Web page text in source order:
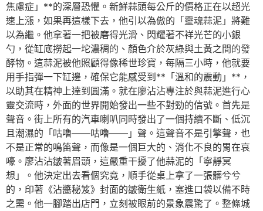
焦慮症」**的深層恐懼。新鮮蒜頭每公斤的價格正在以超光
速上漲，如果再這樣下去，他引以為傲的「靈魂蒜泥」將難
以為繼。他拿著一把被磨得光滑、閃耀著不祥光芒的小銀
勺，從缸底撈起一坨濃稠的、顏色介於灰綠與土黃之間的發
酵物。這蒜泥被他照顧得像稀世珍寶，每隔三小時，他就要
用手指彈一下缸邊，確保它能感受到**「溫和的震動」**，
以助其在精神上達到圓滿。就在廖沾沾專注於與蒜泥進行心
靈交流時，外面的世界開始發出一些不對勁的信號。首先是
聲音。街上所有的汽車喇叭同時發出了一個持續不斷、低沉
且潮濕的「咕嚕——咕嚕——」聲。這聲音不是引擎聲，也
不是正常的鳴笛聲，而像是一個巨大的、消化不良的胃在哀
嚎。廖沾沾皺著眉頭，這嚴重干擾了他蒜泥的「寧靜冥
想」。他決定出去看個究竟，順手從桌上拿了一張髒兮兮
的，印著《沾醬秘笈》封面的皺衛生紙，塞進口袋以備不時
之需。他一腳踏出店門，立刻被眼前的景象震驚了。整條城